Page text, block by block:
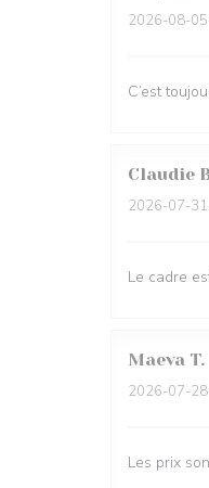
2026-08-05
C’est
Claudie
2026-07-31
Le cadre
Maeva T
2026-07-28
Les prix